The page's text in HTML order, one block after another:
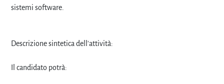
sistemi software.
Descrizione sintetica dell'attività:
Il candidato potrà: